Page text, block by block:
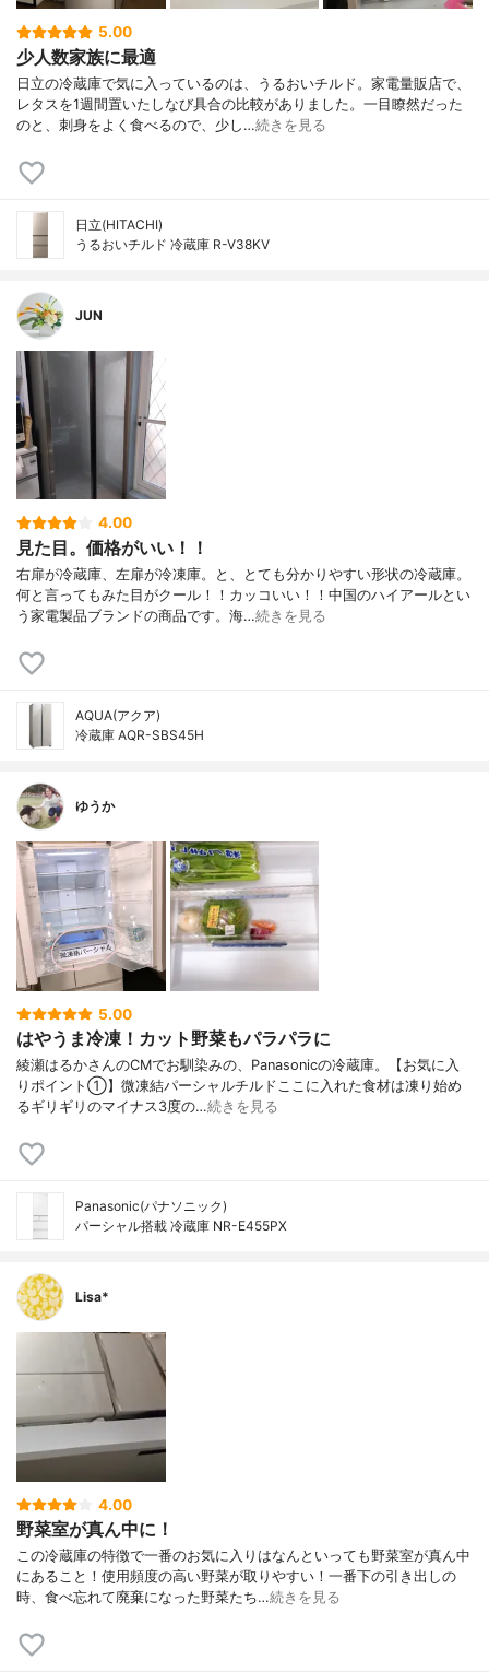
5.00
少人数家族に最適
日立の冷蔵庫で気に入っているのは、うるおいチルド。家電量販店で、
レタスを1週間置いたしなび具合の比較がありました。一目瞭然だった
のと、刺身をよく食べるので、少し…続きを見る
日立(HITACHI)
うるおいチルド 冷蔵庫 R-V38KV
JUN
4.00
見た目。価格がいい！！
右扉が冷蔵庫、左扉が冷凍庫。と、とても分かりやすい形状の冷蔵庫。
何と言ってもみた目がクール！！カッコいい！！中国のハイアールとい
う家電製品ブランドの商品です。海…続きを見る
AQUA(アクア)
冷蔵庫 AQR-SBS45H
ゆうか
5.00
はやうま冷凍！カット野菜もパラパラに
綾瀬はるかさんのCMでお馴染みの、Panasonicの冷蔵庫。【お気に入
りポイント①】微凍結パーシャルチルドここに入れた食材は凍り始め
るギリギリのマイナス3度の…続きを見る
Panasonic(パナソニック)
パーシャル搭載 冷蔵庫 NR-E455PX
Lisa*
4.00
野菜室が真ん中に！
この冷蔵庫の特徴で一番のお気に入りはなんといっても野菜室が真ん中
にあること！使用頻度の高い野菜が取りやすい！一番下の引き出しの
時、食べ忘れて廃棄になった野菜たち…続きを見る